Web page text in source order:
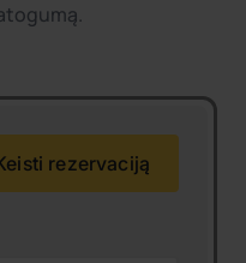
rezervaciją